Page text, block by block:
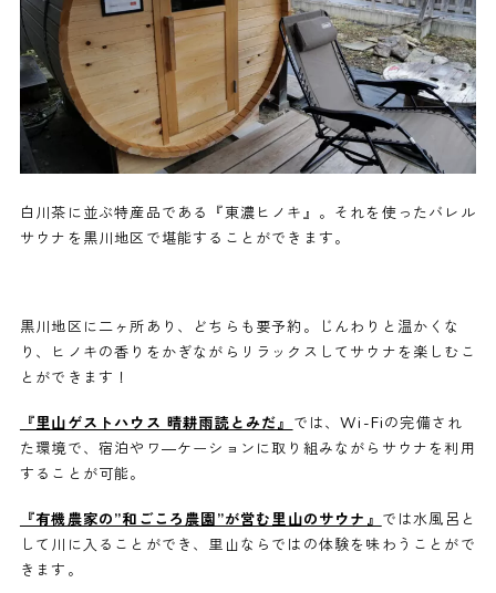
白川茶に並ぶ特産品である『東濃ヒノキ』。それを使ったバレル
サウナを黒川地区で堪能することができます。
黒川地区に二ヶ所あり、どちらも要予約。じんわりと温かくな
り、ヒノキの香りをかぎながらリラックスしてサウナを楽しむこ
とができます！
『里山ゲストハウス 晴耕雨読とみだ』 では、Wi-Fiの完備され
た環境で、宿泊やワ―ケーションに取り組みながらサウナを利用
することが可能。
『有機農家の”和ごころ農園”が営む里山のサウナ』 では水風呂と
して川に入ることができ、里山ならではの体験を味わうことがで
きます。